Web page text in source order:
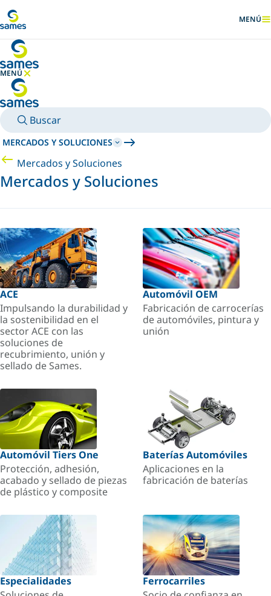
MENÚ
MENÚ
OCULTAR MENÚ
Buscar
MERCADOS Y SOLUCIONES
Mercados y Soluciones
Mercados y Soluciones
ACE
Impulsando la durabilidad y
la sostenibilidad en el
sector ACE con las
soluciones de
recubrimiento, unión y
sellado de Sames.
Automóvil OEM
Fabricación de carrocerías
de automóviles, pintura y
unión
Automóvil Tiers One
Protección, adhesión,
acabado y sellado de piezas
de plástico y composite
Baterías Automóviles
Aplicaciones en la
fabricación de baterías
Especialidades
Ferrocarriles